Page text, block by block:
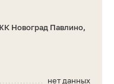
Новоград Павлино,
нет данных